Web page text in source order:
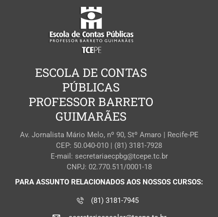
ESCOLA DE CONTAS
PÚBLICAS
PROFESSOR BARRETO
GUIMARÃES
Av. Jornalista Mário Melo, nº 90, Stº Amaro | Recife-PE
CEP: 50.040-010 | (81) 3181-7928
E-mail: secretariaecpbg@tcepe.tc.br
CNPJ: 02.770.511/0001-18
PARA ASSUNTO RELACIONADOS AOS NOSSOS CURSOS:
(81) 3181-7945